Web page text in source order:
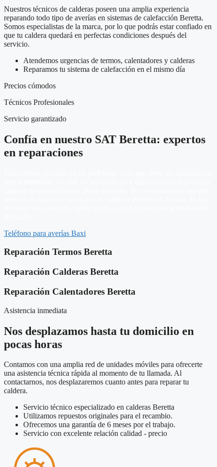
Nuestros técnicos de calderas poseen una amplia experiencia
reparando todo tipo de averías en sistemas de calefacción Beretta.
Somos especialistas de la marca, por lo que podrás estar confiado en
que tu caldera quedará en perfectas condiciones después del
servicio.
Atendemos urgencias de termos, calentadores y calderas
Reparamos tu sistema de calefacción en el mismo día
Precios cómodos
Técnicos Profesionales
Servicio garantizado
Confía en nuestro SAT Beretta: expertos
en reparaciones
Teléfono para averías Baxi
Reparación Termos Beretta
Reparación Calderas Beretta
Reparación Calentadores Beretta
Asistencia inmediata
Nos desplazamos hasta tu domicilio en
pocas horas
Contamos con una amplia red de unidades móviles para ofrecerte
una asistencia técnica rápida al momento de tu llamada. Al
contactarnos, nos desplazaremos cuanto antes para reparar tu
caldera.
Servicio técnico especializado en calderas Beretta
Utilizamos repuestos originales para el recambio.
Ofrecemos una garantía de 6 meses por el trabajo.
Servicio con excelente relación calidad - precio